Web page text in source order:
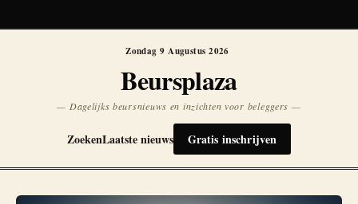
Zondag 9 Augustus 2026
Beursplaza
— Dagelijks beursnieuws en inzichten voor beleggers —
ZoekenLaatste nieuws Gratis inschrijven